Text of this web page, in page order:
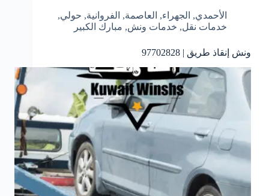
الأحمدي, الجهراء, العاصمة, الفروانية, حولي,
خدمات نقل, خدمات ونش, مبارك الكبير
ونش إنقاذ طريق | 97702828